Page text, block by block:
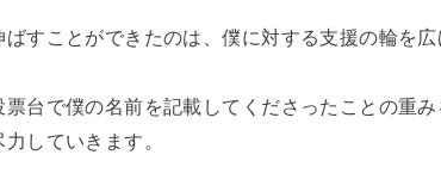
すことができたのは、僕に対する支援の輪を
台で僕の名前を記載してくださったことの重
していきます。